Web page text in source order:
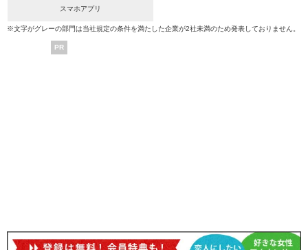
スマホアプリ
※文字がグレーの部門は当社規定の条件を満たした企業が2社未満のため発表しておりません。
PR